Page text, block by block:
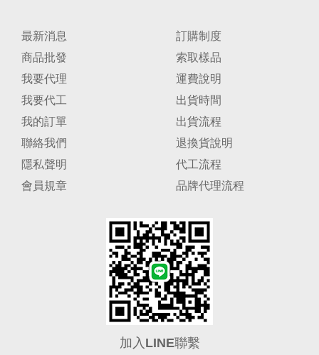
最新消息
商品批發
我要代理
我要代工
我的訂單
聯絡我們
隱私聲明
會員規章
訂購制度
索取樣品
運費說明
出貨時間
出貨流程
退換貨說明
代工流程
品牌代理流程
加入LINE聯繫